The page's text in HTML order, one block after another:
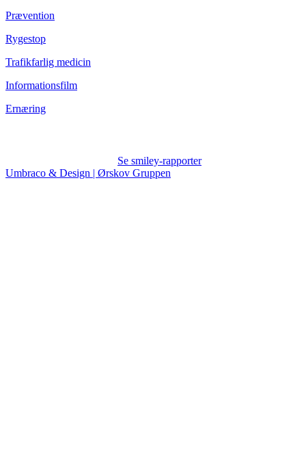
Prævention
Rygestop
Trafikfarlig medicin
Informationsfilm
Ernæring
Se smiley-rapporter
Umbraco & Design | Ørskov Gruppen